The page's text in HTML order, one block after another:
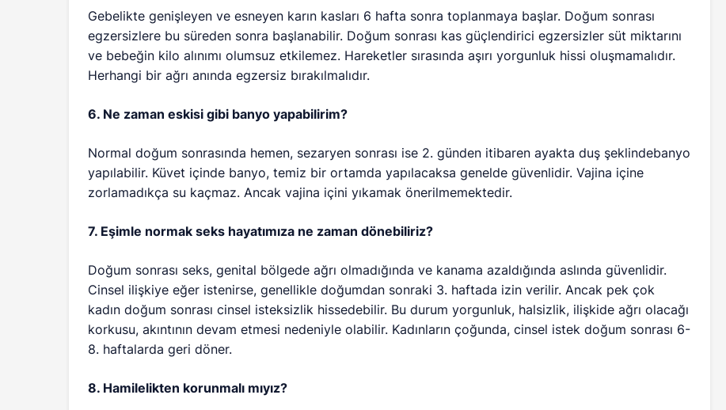
Gebelikte genişleyen ve esneyen karın kasları 6 hafta sonra toplanmaya başlar. Doğum sonrası
egzersizlere bu süreden sonra başlanabilir. Doğum sonrası kas güçlendirici egzersizler süt miktarını
ve bebeğin kilo alınımı olumsuz etkilemez. Hareketler sırasında aşırı yorgunluk hissi oluşmamalıdır.
Herhangi bir ağrı anında egzersiz bırakılmalıdır.
6. Ne zaman eskisi gibi banyo yapabilirim?
Normal doğum sonrasında hemen, sezaryen sonrası ise 2. günden itibaren ayakta duş şeklindebanyo
yapılabilir. Küvet içinde banyo, temiz bir ortamda yapılacaksa genelde güvenlidir. Vajina içine
zorlamadıkça su kaçmaz. Ancak vajina içini yıkamak önerilmemektedir.
7. Eşimle normak seks hayatımıza ne zaman dönebiliriz?
Doğum sonrası seks, genital bölgede ağrı olmadığında ve kanama azaldığında aslında güvenlidir.
Cinsel ilişkiye eğer istenirse, genellikle doğumdan sonraki 3. haftada izin verilir. Ancak pek çok
kadın doğum sonrası cinsel isteksizlik hissedebilir. Bu durum yorgunluk, halsizlik, ilişkide ağrı olacağı
korkusu, akıntının devam etmesi nedeniyle olabilir. Kadınların çoğunda, cinsel istek doğum sonrası 6-
8. haftalarda geri döner.
8. Hamilelikten korunmalı mıyız?